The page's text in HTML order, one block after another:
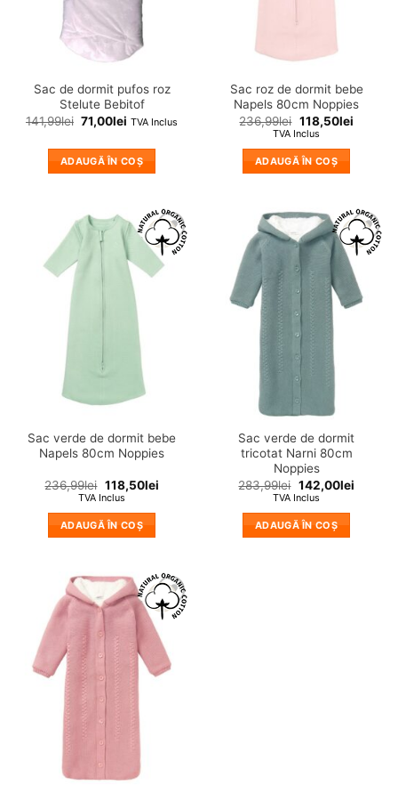
Sac de dormit pufos roz
Stelute Bebitof
141,99lei 71,00lei TVA Inclus
ADAUGĂ ÎN COȘ
Sac roz de dormit bebe
Napels 80cm Noppies
236,99lei 118,50lei
TVA Inclus
ADAUGĂ ÎN COȘ
❤
Adauga
Sac verde de dormit bebe
Napels 80cm Noppies
236,99lei 118,50lei
TVA Inclus
ADAUGĂ ÎN COȘ
❤
Adauga
in
wishlist!
Sac verde de dormit
tricotat Narni 80cm
Noppies
283,99lei 142,00lei
TVA Inclus
ADAUGĂ ÎN COȘ
❤
Adauga
in
wishlist!